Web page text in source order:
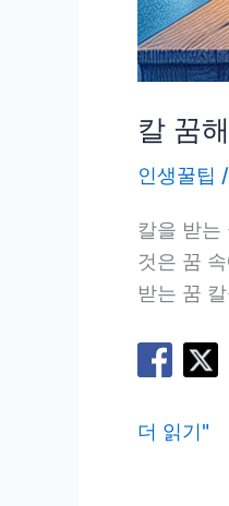
칼 꿈
인생꿀팁 /
칼을 받는
것은 꿈
받는 꿈
칼
더 읽기"